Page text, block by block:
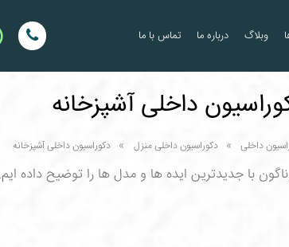
وبلاگ درباره ما تماس با ما
داخلی آشپزخانه
داخلی دکوراسیون داخلی منزل دکوراسیون داخلی آشپزخانه
با جدیدترین ایده ها و مدل ها را توضیح داده